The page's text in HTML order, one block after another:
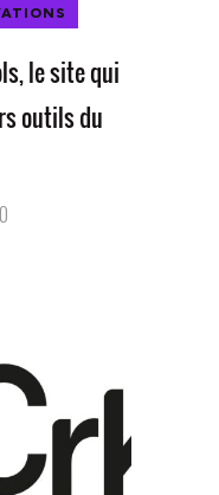
le site qui
outils du